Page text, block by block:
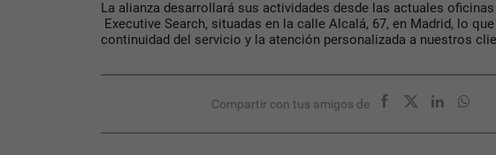
La alianza desarrollará sus actividades desde las actuales
Executive Search, situadas en la calle Alcalá, 67, en Madrid, lo
continuidad del servicio y la atención personalizada a nuestros
Compartir con tus amigos de